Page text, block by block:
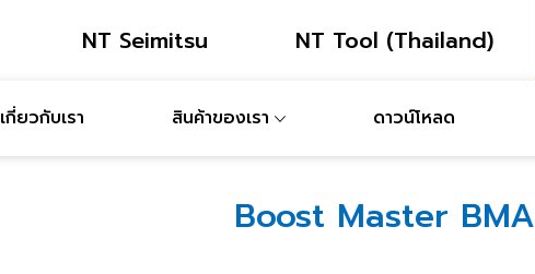
NT Seimitsu NT Tool (Thailand)
เกี่ยวกับเรา สินค้าของเรา ดาวน์โหลด
Boost Master BMA